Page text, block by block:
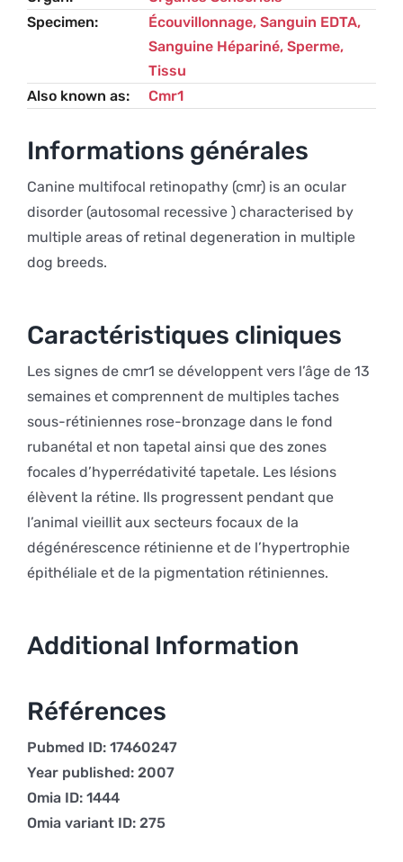
Specimen
Écouvillonnage, Sanguin EDTA,
Sanguine Hépariné, Sperme,
Tissu
Also known as
Cmr1
Informations générales
Canine multifocal retinopathy (cmr) is an ocular
disorder (autosomal recessive ) characterised by
multiple areas of retinal degeneration in multiple
dog breeds.
Caractéristiques cliniques
Les signes de cmr1 se développent vers l’âge de 13
semaines et comprennent de multiples taches
sous-rétiniennes rose-bronzage dans le fond
rubanétal et non tapetal ainsi que des zones
focales d’hyperrédativité tapetale. Les lésions
élèvent la rétine. Ils progressent pendant que
l’animal vieillit aux secteurs focaux de la
dégénérescence rétinienne et de l’hypertrophie
épithéliale et de la pigmentation rétiniennes.
Additional Information
Références
Pubmed ID: 17460247
Year published: 2007
Omia ID: 1444
Omia variant ID: 275